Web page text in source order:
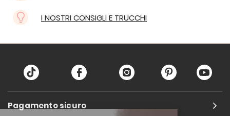
I NOSTRI CONSIGLI E TRUCCHI
Pagamento sicuro